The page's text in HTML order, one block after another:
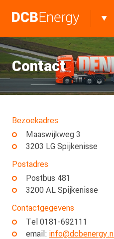
Contact
Bezoekadres
Maaswijkweg 3
3203 LG Spijkenisse
Postadres
Postbus 481
3200 AL Spijkenisse
Contactgegevens
Tel 0181-692111
email: info@dcbenergy.nl